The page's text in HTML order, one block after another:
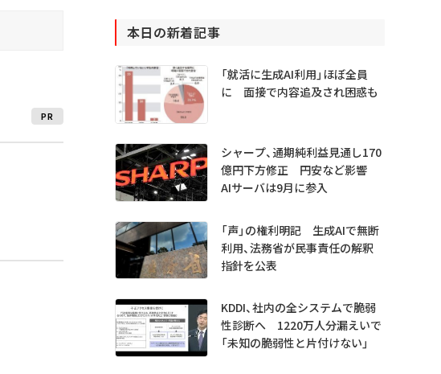
PR
本日の新着記事
「就活に生成AI利用」ほぼ全員
に 面接で内容追及され困惑も
シャープ、通期純利益見通し170
億円下方修正 円安など影響
AIサーバは9月に参入
「声」の権利明記 生成AIで無断
利用、法務省が民事責任の解釈
指針を公表
KDDI、社内の全システムで脆弱
性診断へ 1220万人分漏えいで
「未知の脆弱性と片付けない」